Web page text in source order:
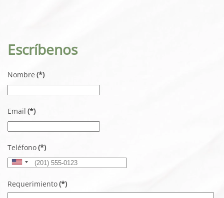
Escríbenos
Nombre (*)
Email (*)
Teléfono(*)
United
States
+1
Requerimiento(*)